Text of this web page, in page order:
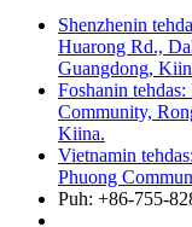
Shenzhenin
Huarong Rd.,
Guangdong,
Foshanin
Community,
Kiina.
Vietnamin
Phuong
Puh: +86-755-